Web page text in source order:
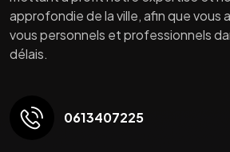
approfondie de la ville, afin que vous
vous personnels et professionnels
délais.
0613407225